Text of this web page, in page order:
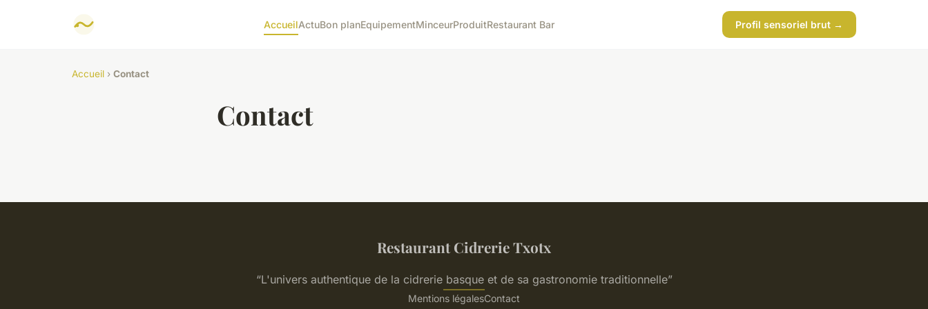
AccueilActuBon planEquipementMinceurProduitRestaurant Bar Profil sensoriel brut →
Accueil › Contact
Contact
Restaurant Cidrerie Txotx
“L'univers authentique de la cidrerie basque et de sa gastronomie traditionnelle”
Mentions légalesContact